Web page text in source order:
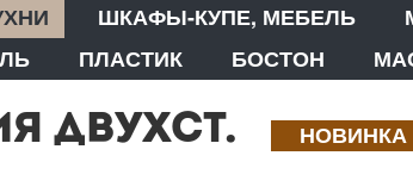
ШКАФЫ-КУПЕ, МЕБЕЛЬ
ПЛАСТИК БОСТОН
НОВИНКА
ДВУХСТ.